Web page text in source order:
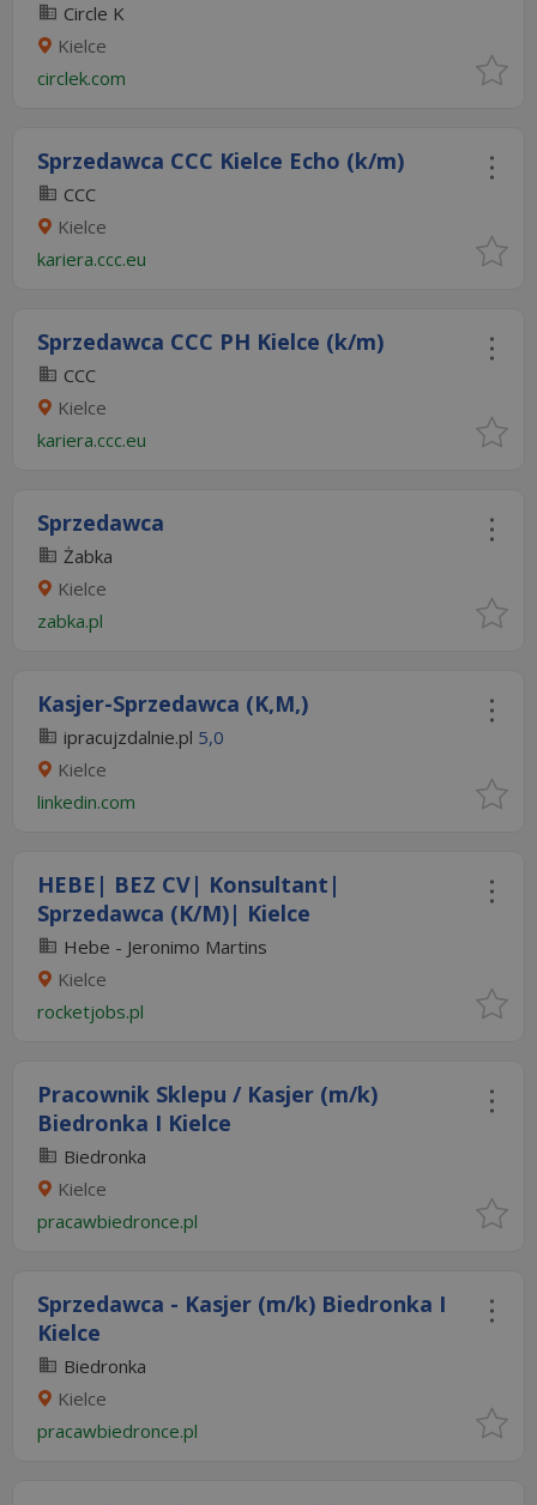
Circle K
Kielce
circlek.com
Sprzedawca CCC Kielce Echo (k/m)
CCC
Kielce
kariera.ccc.eu
Sprzedawca CCC PH Kielce (k/m)
CCC
Kielce
kariera.ccc.eu
Sprzedawca
Żabka
Kielce
zabka.pl
Kasjer-Sprzedawca (K,M,)
ipracujzdalnie.pl 5,0
Kielce
linkedin.com
HEBE| BEZ CV| Konsultant|
Sprzedawca (K/M)| Kielce
Hebe - Jeronimo Martins
Kielce
rocketjobs.pl
Pracownik Sklepu / Kasjer (m/k)
Biedronka I Kielce
Biedronka
Kielce
pracawbiedronce.pl
Sprzedawca - Kasjer (m/k) Biedronka I
Kielce
Biedronka
Kielce
pracawbiedronce.pl